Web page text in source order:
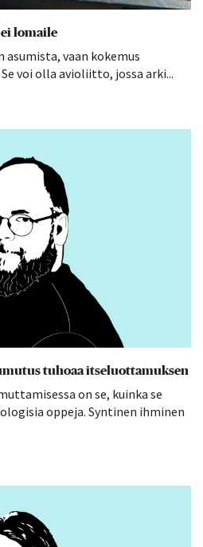
lomaile
asumista, vaan kokemus
voi olla avioliitto, jossa arki...
tuhoaa itseluottamuksen
on se, kuinka se
oppeja. Syntinen ihminen